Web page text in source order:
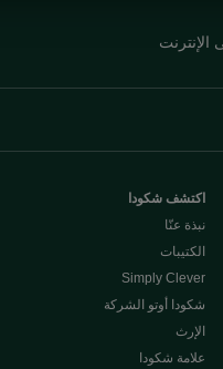
الإنترنت
اكتشف شكودا
نبذة عنّا
الكتيبات
Simply Clever
شكودا أوتو الشركة
الإرث
علامة شكودا